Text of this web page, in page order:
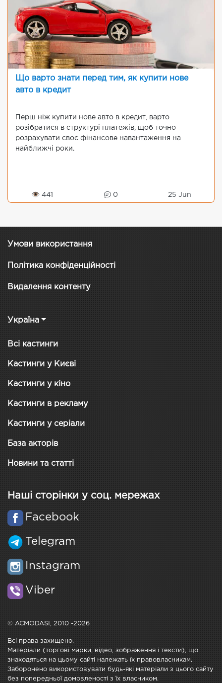
Що варто знати перед тим, як купити нове
авто в кредит
Перш ніж купити нове авто в кредит, варто
розібратися в структурі платежів, щоб точно
розрахувати своє фінансове навантаження на
найближчі роки.
👁 441 0 25 Jun
Умови використання
Політика конфіденційності
Видалення контенту
Україна
Всі кастинги
Кастинги у Києві
Кастинги у кіно
Кастинги в рекламу
Кастинги у серіали
База акторів
Новини та статті
Наші сторінки у соц. мережах
Facebook
Telegram
Instagram
Viber
© ACMODASI, 2010 -2026
Всі права захищено.
Матеріали (торгові марки, відео, зображення і тексти), що
знаходяться на цьому сайті належать їх правовласникам.
Заборонено використовувати будь-які матеріали з цього сайту
без попередньої домовленості з їх власником.